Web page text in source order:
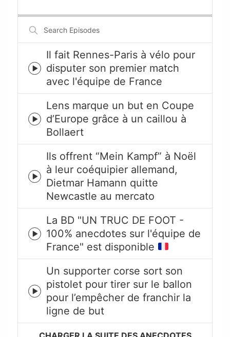
Search
Episodes
Episode
play
icon
Il fait Rennes-Paris à vélo pour
disputer son premier match
avec l'équipe de France
Episode
play
icon
Lens marque un but en Coupe
d’Europe grâce à un caillou à
Bollaert
Episode
play
icon
Ils offrent “Mein Kampf” à Noël
à leur coéquipier allemand,
Dietmar Hamann quitte
Newcastle au mercato
Episode
play
icon
La BD "UN TRUC DE FOOT -
100% anecdotes sur l'équipe de
France" est disponible
Episode
play
icon
Un supporter corse sort son
pistolet pour tirer sur le ballon
pour l’empêcher de franchir la
ligne de but